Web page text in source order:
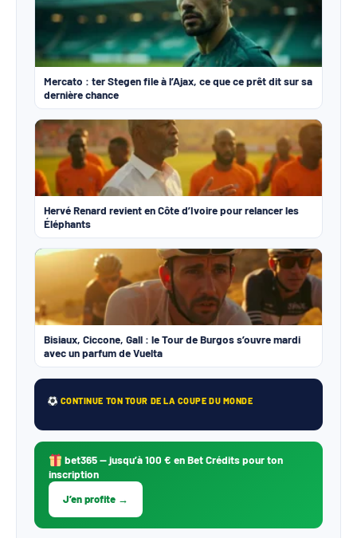
Mercato : ter Stegen file à l’Ajax, ce que ce prêt dit sur sa
dernière chance
Hervé Renard revient en Côte d’Ivoire pour relancer les
Éléphants
Bisiaux, Ciccone, Gall : le Tour de Burgos s’ouvre mardi
avec un parfum de Vuelta
CONTINUE TON TOUR DE LA COUPE DU MONDE
bet365— jusqu’à 100 € en Bet Crédits pour ton
inscription
J’en profite →